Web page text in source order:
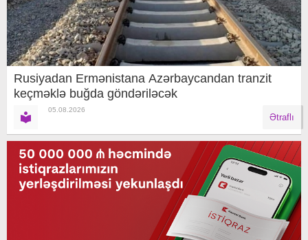
Rusiyadan Ermənistana Azərbaycandan tranzit
keçməklə buğda göndəriləcək
05.08.2026
Ətraflı